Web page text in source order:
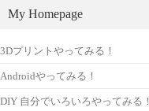
My Homepage
3Dプリントやってみる！
Androidやってみる！
DIY 自分でいろいろやってみる！